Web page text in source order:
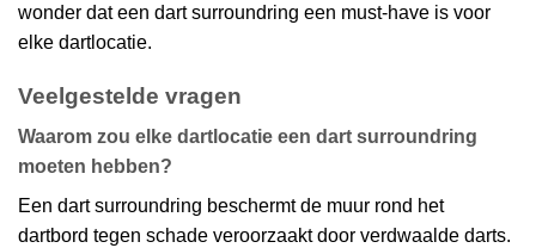
wonder dat een dart surroundring een must-have is voor
elke dartlocatie.
Veelgestelde vragen
Waarom zou elke dartlocatie een dart surroundring
moeten hebben?
Een dart surroundring beschermt de muur rond het
dartbord tegen schade veroorzaakt door verdwaalde darts.